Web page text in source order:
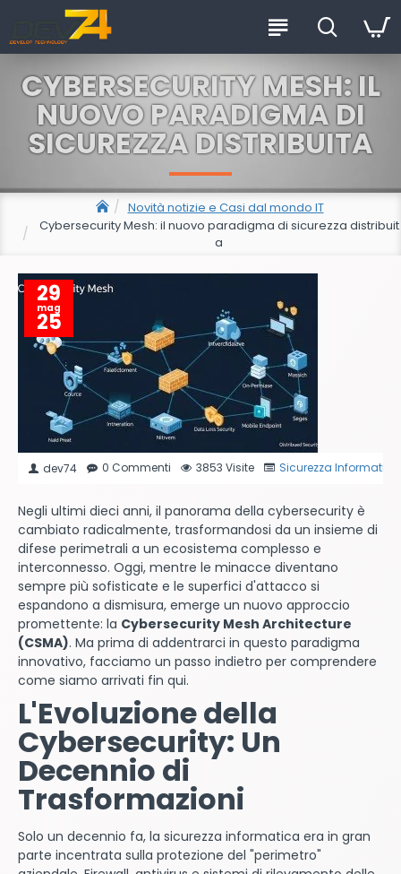
Novità notizie e Casi dal mondo IT
Cybersecurity Mesh: il nuovo paradigma di sicurezza distribuit
a
CYBERSECURITY MESH: IL
NUOVO PARADIGMA DI
SICUREZZA DISTRIBUITA
29
mag
25
dev74 0 Commenti 3853 Visite Sicurezza Informatica
Negli ultimi dieci anni, il panorama della cybersecurity è
cambiato radicalmente, trasformandosi da un insieme di
difese perimetrali a un ecosistema complesso e
interconnesso. Oggi, mentre le minacce diventano
sempre più sofisticate e le superfici d'attacco si
espandono a dismisura, emerge un nuovo approccio
promettente: la Cybersecurity Mesh Architecture
(CSMA). Ma prima di addentrarci in questo paradigma
innovativo, facciamo un passo indietro per comprendere
come siamo arrivati fin qui.
L'Evoluzione della
Cybersecurity: Un
Decennio di
Trasformazioni
Solo un decennio fa, la sicurezza informatica era in gran
parte incentrata sulla protezione del "perimetro"